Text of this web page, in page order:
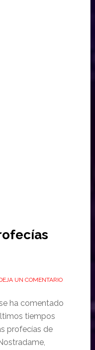
UN COMENTARIO
ha comentado
tiempos
profecías de